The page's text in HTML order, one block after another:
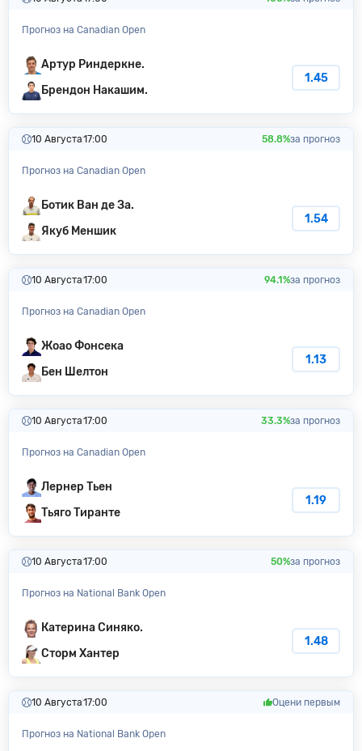
Прогноз на Canadian Open
Артур Риндеркне.
Брендон Накашим.
1.45
10 Августа17:00 58.8%за прогноз
Прогноз на Canadian Open
Ботик Ван де За.
Якуб Меншик
1.54
10 Августа17:00 94.1%за прогноз
Прогноз на Canadian Open
Жоао Фонсека
Бен Шелтон
1.13
10 Августа17:00 33.3%за прогноз
Прогноз на Canadian Open
Лернер Тьен
Тьяго Тиранте
1.19
10 Августа17:00 50%за прогноз
Прогноз на National Bank Open
Катерина Синяко.
Сторм Хантер
1.48
10 Августа17:00 Оцени первым
Прогноз на National Bank Open